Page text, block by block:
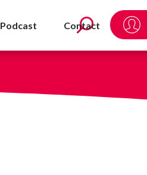
Podcast Contact